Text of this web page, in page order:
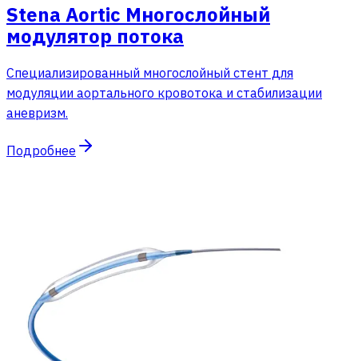
Stena Aortic Многослойный
модулятор потока
Специализированный многослойный стент для
модуляции аортального кровотока и стабилизации
аневризм.
Подробнее